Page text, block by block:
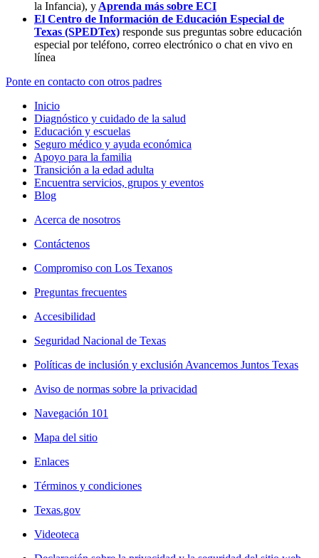
la Infancia), y Aprenda más sobre ECI
El Centro de Información de Educación Especial de
Texas (SPEDTex) responde sus preguntas sobre educación
especial por teléfono, correo electrónico o chat en vivo en
línea
Ponte en contacto con otros padres
Inicio
Diagnóstico y cuidado de la salud
Educación y escuelas
Seguro médico y ayuda económica
Apoyo para la familia
Transición a la edad adulta
Encuentra servicios, grupos y eventos
Blog
Acerca de nosotros
Contáctenos
Compromiso con Los Texanos
Preguntas frecuentes
Accesibilidad
Seguridad Nacional de Texas
Políticas de inclusión y exclusión Avancemos Juntos Texas
Aviso de normas sobre la privacidad
Navegación 101
Mapa del sitio
Enlaces
Términos y condiciones
Texas.gov
Videoteca